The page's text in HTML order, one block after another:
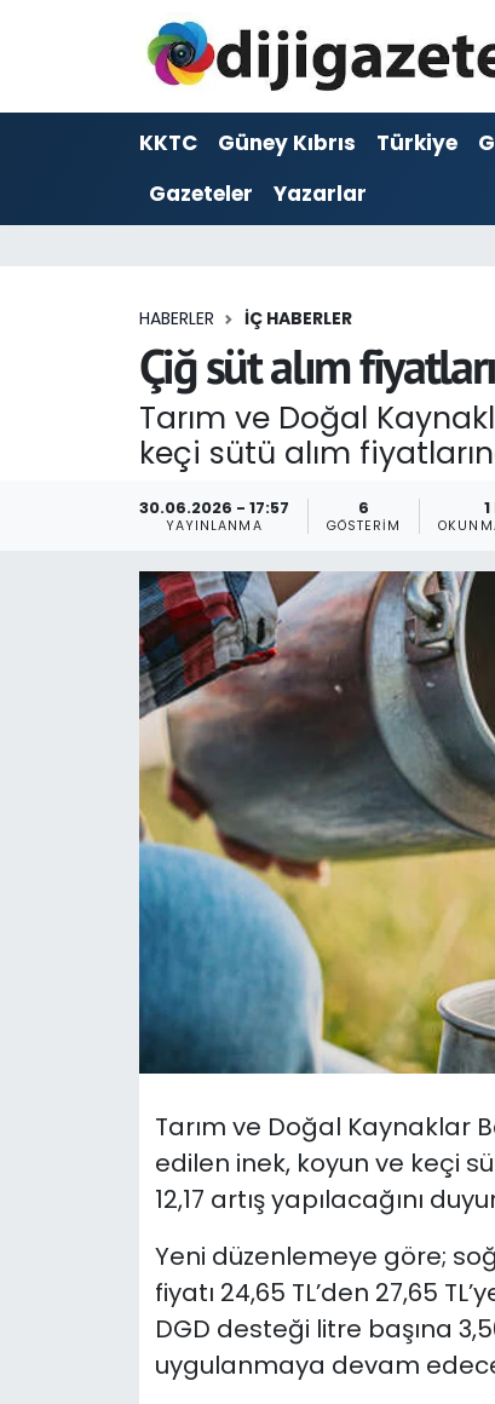
KKTC Güney Kıbrıs Türkiye
Gazeteler
Yazarlar
HABERLER İÇ HABERLER
Çiğ süt alım
Tarım ve Doğal
keçi sütü alım
30.06.2026 - 17:57
YAYINLANMA
6
GÖSTERIM
Tarım ve Doğal Kaynaklar
edilen inek, koyun ve keçi
12,17 artış yapılacağını
Yeni düzenlemeye göre;
fiyatı 24,65 TL’den 27,65
DGD desteği litre başına
uygulanmaya devam
ADVERTORIAL
Dijigazete
Foto Galeri
Gündem
KKTC YEREL SEÇİM 2018
Kültür Sanat
Magazin
Nöbetçi Eczaneler
Otomobil Dünyası
Politika
Teknoloji
Video Galeri
Hava Durumu
Trafik Durumu
Son Dakika Haberleri
Haber Arşivi